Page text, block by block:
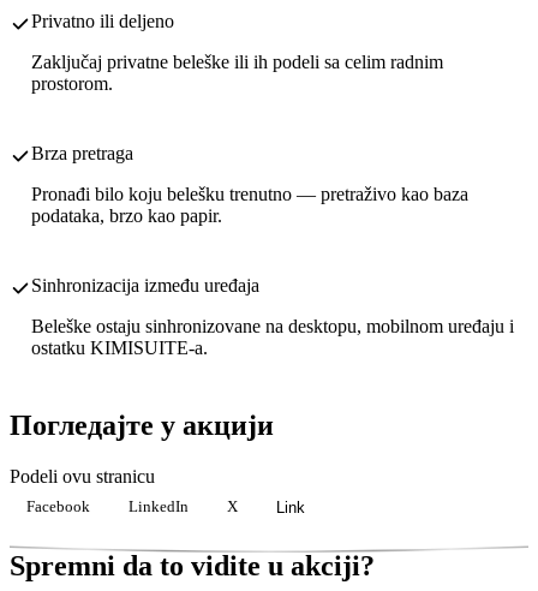
Privatno ili deljeno
Zaključaj privatne beleške ili ih podeli sa celim radnim
prostorom.
Brza pretraga
Pronađi bilo koju belešku trenutno — pretraživo kao baza
podataka, brzo kao papir.
Sinhronizacija između uređaja
Beleške ostaju sinhronizovane na desktopu, mobilnom uređaju i
ostatku KIMISUITE-a.
Погледајте у акцији
Podeli ovu stranicu
Facebook LinkedIn X Link
Spremni da to vidite u akciji?